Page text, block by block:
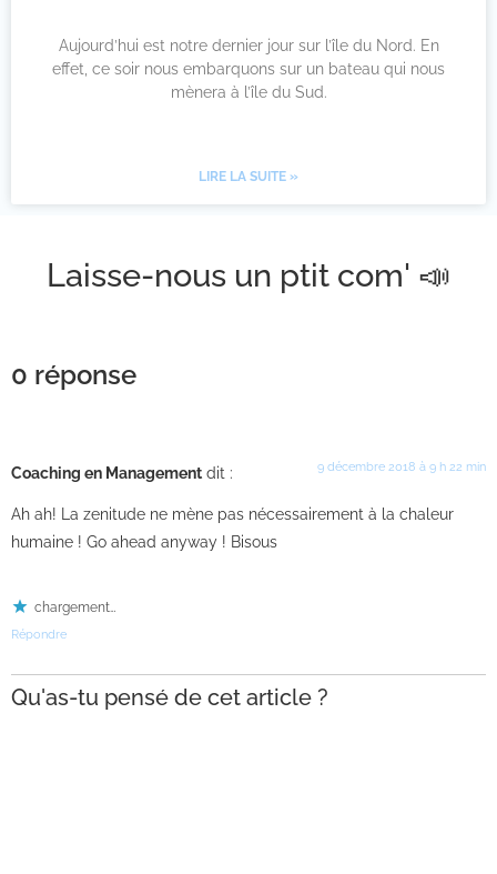
Aujourd’hui est notre dernier jour sur l’île du Nord. En
effet, ce soir nous embarquons sur un bateau qui nous
mènera à l’île du Sud.
LIRE LA SUITE »
Laisse-nous un ptit com' 📣
0 réponse
Coaching en Management dit : 9 décembre 2018 à 9 h 22 min
Ah ah! La zenitude ne mène pas nécessairement à la chaleur
humaine ! Go ahead anyway ! Bisous
chargement…
Répondre
Qu'as-tu pensé de cet article ?